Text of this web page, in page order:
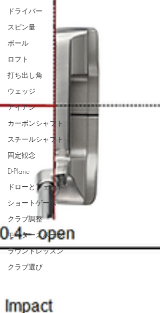
ドライバー
スピン量
ボール
ロフト
打ち出し角
ウェッジ
アイアン
カーボンシャフト
スチールシャフト
固定観念
D-Plane
ドローとフェード
ショートゲーム
クラブ調整
モータースポーツ
ラウンドレッスン
クラブ選び